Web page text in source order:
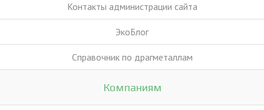
Контакты администрации сайта
ЭкоБлог
Справочник по драгметаллам
Компаниям